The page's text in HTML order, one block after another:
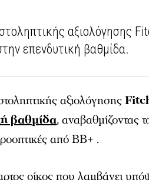
αξιολόγησης
επενδυτική βαθμίδα.
αξιολόγησης
βαθμίδα, αναβαθμίζοντας
από ΒΒ+ .
οίκος που λαμβάνει